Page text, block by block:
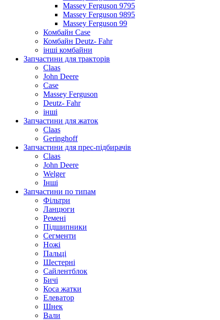
Massey Ferguson 9795
Massey Ferguson 9895
Massey Ferguson 99
Комбайн Case
Комбайн Deutz- Fahr
інші комбайни
Запчастини для тракторів
Claas
John Deere
Case
Massey Ferguson
Deutz- Fahr
інші
Запчастини для жаток
Claas
Geringhoff
Запчастини для прес-підбирачів
Claas
John Deere
Welger
Інші
Запчастини по типам
Фільтри
Ланцюги
Ремені
Підшипники
Сегменти
Ножі
Пальці
Шестерні
Сайлентблок
Бичі
Коса жатки
Елеватор
Шнек
Вали